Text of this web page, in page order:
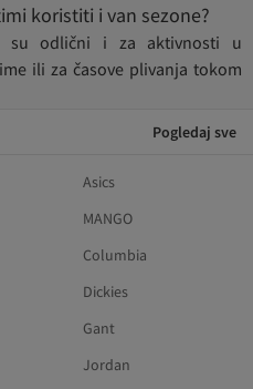
koristiti i van sezone?
su odlični i za aktivnosti u
ili za časove plivanja tokom
Pogledaj sve
Asics
MANGO
Columbia
Dickies
Gant
Jordan